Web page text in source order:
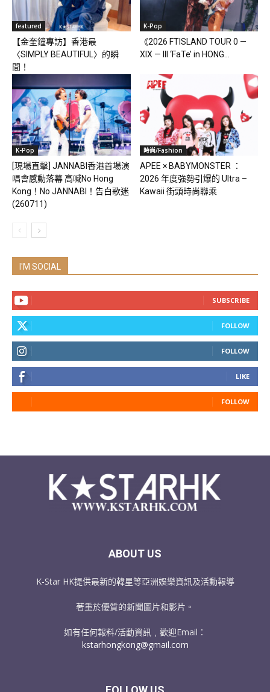
featured
【金奎鐘專訪】香港最
〈SIMPLY BEAUTIFUL〉的瞬
間！
K-Pop
《2026 FTISLAND TOUR 0 —
XIX — III ‘FaTe’ in HONG...
K-Pop
[現場直擊] JANNABI香港首場演
唱會感動落幕 高喊No Hong
Kong！No JANNABI！告白歌迷
(260711)
時尚/Fashion
APEE × BABYMONSTER ：
2026 年度強勢引爆的 Ultra –
Kawaii 街頭時尚聯乘
I'M SOCIAL
SUBSCRIBE
FOLLOW
FOLLOW
LIKE
FOLLOW
ABOUT US
K-Star HK提供最新的韓星等亞洲娛樂資訊及活動報導
著重於優質的新聞圖片和影片。
如有任何報料/活動資訊﹐歡迎Email：
kstarhongkong@gmail.com